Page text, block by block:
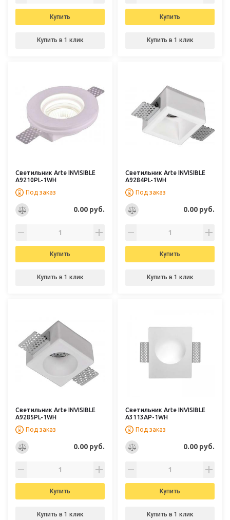
Купить
Купить в 1 клик
Купить
Купить в 1 клик
Светильник Arte INVISIBLE
A9210PL-1WH
Под заказ
0.00 руб.
Купить
Купить в 1 клик
Светильник Arte INVISIBLE
A9284PL-1WH
Под заказ
0.00 руб.
Купить
Купить в 1 клик
Светильник Arte INVISIBLE
A9285PL-1WH
Под заказ
0.00 руб.
Купить
Купить в 1 клик
Светильник Arte INVISIBLE
A3113AP-1WH
Под заказ
0.00 руб.
Купить
Купить в 1 клик